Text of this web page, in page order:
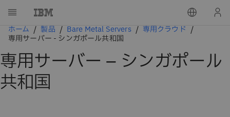
ホーム 製品 Bare Metal Servers
専用クラウド
専用サーバー - シンガポール共和国
専用サーバー – シンガポール
共和国